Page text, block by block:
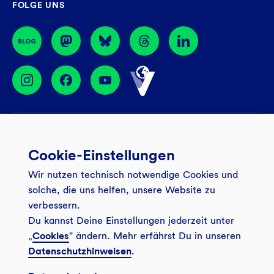
44774 Bochum
BIC: GENODEM1GLS
FOLGE UNS
Banking App
Service
Onlinebanking Login
Sicheres Banking
FAQ
Unsere Angebote
Girokonto
Mitgliederkonto
Tagesgeldkonto
Wo wirkt die GLS?
Weitersagen
Veranstaltungen
Kundenmagazin Bankspiegel
Sozial-ökologisch seit 1974
Cookie-Einstellungen
Wir nutzen technisch notwendige Cookies und
solche, die uns helfen, unsere Website zu
verbessern.
Du kannst Deine Einstellungen jederzeit unter
„Cookies" ändern. Mehr erfährst Du in unseren
Datenschutzhinweisen.